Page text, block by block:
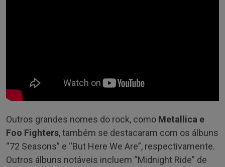
Outros grandes nomes do rock, como Metallica e
Foo Fighters, também se destacaram com os álbuns
“72 Seasons” e “But Here We Are”, respectivamente.
Outros álbuns notáveis incluem “Midnight Ride” de